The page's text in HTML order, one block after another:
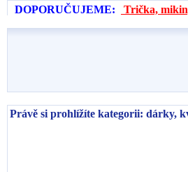
DOPORUČUJEME:
Trička,
Právě si prohlížíte kategorii: dárky,